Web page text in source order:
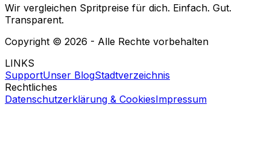
Wir vergleichen Spritpreise für dich. Einfach. Gut.
Transparent.
Copyright © 2026 - Alle Rechte vorbehalten
LINKS
SupportUnser BlogStadtverzeichnis
Rechtliches
Datenschutzerklärung & CookiesImpressum